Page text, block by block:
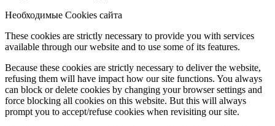
Необходимые Cookies сайта
These cookies are strictly necessary to provide you with services
available through our website and to use some of its features.
Because these cookies are strictly necessary to deliver the website,
refusing them will have impact how our site functions. You always
can block or delete cookies by changing your browser settings and
force blocking all cookies on this website. But this will always
prompt you to accept/refuse cookies when revisiting our site.